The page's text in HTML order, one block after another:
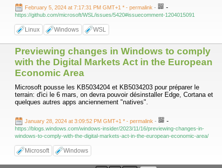
February 5, 2024 at 7:17:31 PM GMT+1 * - permalink - -
https://github.com/microsoft/WSL/issues/5420#issuecomment-1204015091
Linux Windows WSL
Previewing changes in Windows to comply
with the Digital Markets Act in the European
Economic Area
Microsoft pousse les KB5034204 et KB5034203 pour préparer le
terrain: d'ici le 6 mars, on devra pouvoir désinstaller Edge, Cortana et
quelques autres apps anciennement "natives".
January 28, 2024 at 3:09:52 PM GMT+1 * - permalink - -
https://blogs.windows.com/windows-insider/2023/11/16/previewing-changes-in-
windows-to-comply-with-the-digital-markets-act-in-the-european-economic-area/
Microsoft Windows